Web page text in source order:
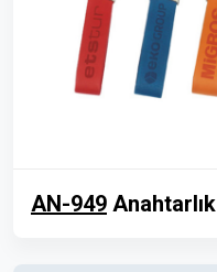
AN-949 Anahtarlık